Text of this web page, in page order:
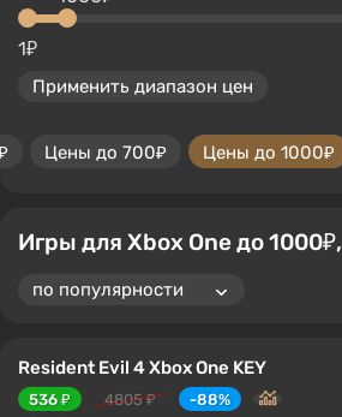
1₽
Применить диапазон цен
Цены до 700₽ Цены до 1000₽
Игры для Xbox One до
Resident Evil 4 Xbox One KEY
536 ₽ 4805 ₽
-88%